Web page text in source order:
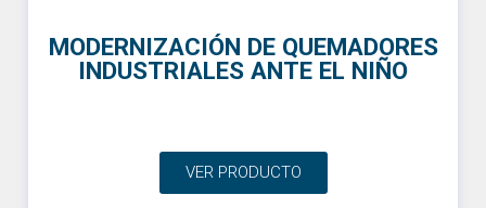
MODERNIZACIÓN DE QUEMADORES
INDUSTRIALES ANTE EL NIÑO
VER PRODUCTO